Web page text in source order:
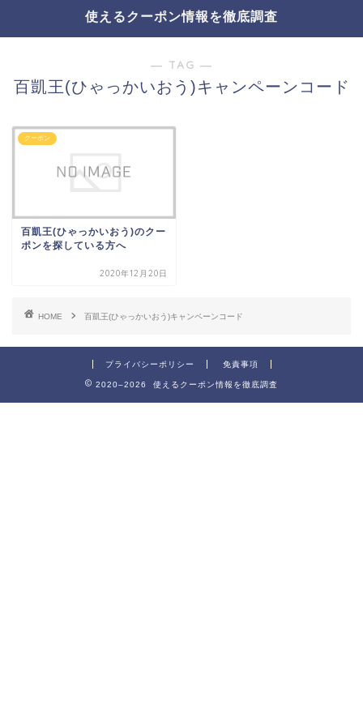
使えるクーポン情報を徹底調査
― TAG ―
百凱王(ひゃっかいおう)キャンペーンコード
クーポン
百凱王(ひゃっかいおう)のクー
ポンを探している方へ
2020年12月20日
HOME 百凱王(ひゃっかいおう)キャンペーンコード
プライバシーポリシー 免責事項
2020–2026 使えるクーポン情報を徹底調査